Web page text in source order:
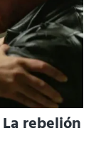
rebelión